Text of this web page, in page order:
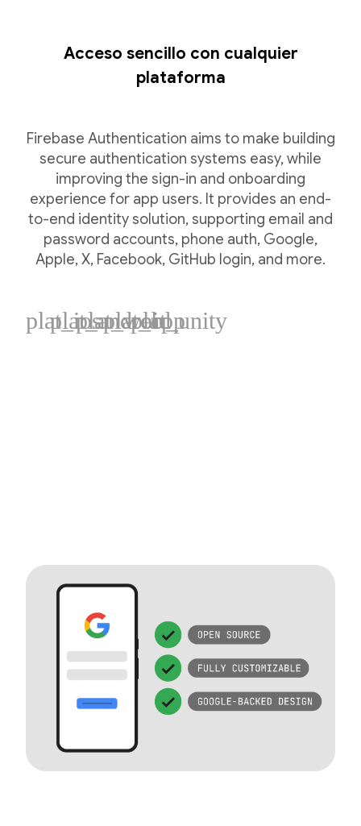
Acceso sencillo con cualquier
plataforma
Firebase Authentication aims to make building
secure authentication systems easy, while
improving the sign-in and onboarding
experience for app users. It provides an end-
to-end identity solution, supporting email and
password accounts, phone auth, Google,
Apple, X, Facebook, GitHub login, and more.
plat_ios
plat_android
plat_web
plat_cpp
plat_unity